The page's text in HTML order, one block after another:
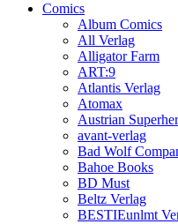
Comics
Album Comics
All Verlag
Alligator Farm
ART:9
Atlantis Verlag
Atomax
Austrian
avant-verlag
Bad Wolf
Bahoe Books
BD Must
Beltz Verlag
BESTIEunlmt